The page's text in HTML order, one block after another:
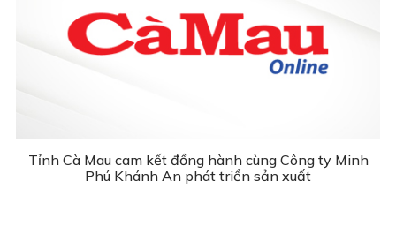
Tỉnh Cà Mau cam kết đồng hành cùng Công ty Minh
Phú Khánh An phát triển sản xuất